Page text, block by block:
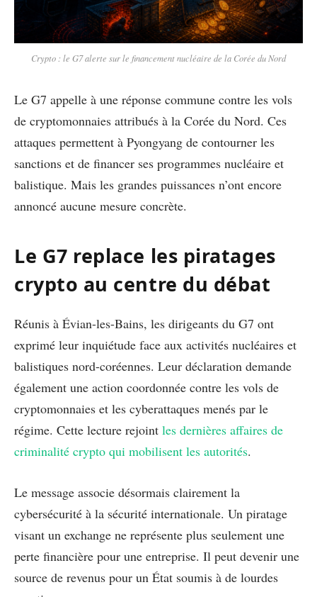
Crypto : le G7 alerte sur le financement nucléaire de la Corée du Nord
Le G7 appelle à une réponse commune contre les vols
de cryptomonnaies attribués à la Corée du Nord. Ces
attaques permettent à Pyongyang de contourner les
sanctions et de financer ses programmes nucléaire et
balistique. Mais les grandes puissances n’ont encore
annoncé aucune mesure concrète.
Le G7 replace les piratages
crypto au centre du débat
Réunis à Évian-les-Bains, les dirigeants du G7 ont
exprimé leur inquiétude face aux activités nucléaires et
balistiques nord-coréennes. Leur déclaration demande
également une action coordonnée contre les vols de
cryptomonnaies et les cyberattaques menés par le
régime. Cette lecture rejoint les dernières affaires de
criminalité crypto qui mobilisent les autorités.
Le message associe désormais clairement la
cybersécurité à la sécurité internationale. Un piratage
visant un exchange ne représente plus seulement une
perte financière pour une entreprise. Il peut devenir une
source de revenus pour un État soumis à de lourdes